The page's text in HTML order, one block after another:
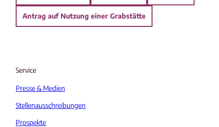
Antrag auf Nutzung einer Grabstätte
Service
Presse & Medien
Stellenausschreibungen
Prospekte